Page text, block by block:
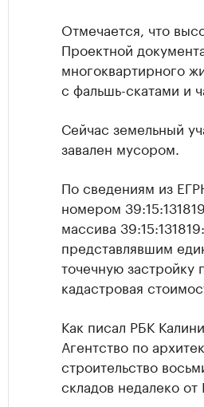
Отмечается, что
Проектной
многоквартирного
с фальшь-скатами и
Сейчас земельный
завален мусором.
По сведениям из
номером
массива
представлявшим
точечную застройку
кадастровая
Как писал РБК
Агентство по
строительство
складов недалеко